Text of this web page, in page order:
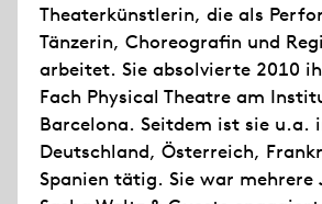
Theaterkünstlerin, die als
Tänzerin, Choreografin und
arbeitet. Sie absolvierte 2010
Fach Physical Theatre am
Barcelona. Seitdem ist sie u.a.
Deutschland, Österreich,
Spanien tätig. Sie war mehrere